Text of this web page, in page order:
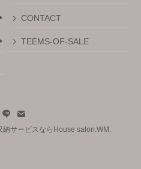
CONTACT
TEEMS-OF-SALE
サービスならHouse salon.WM.